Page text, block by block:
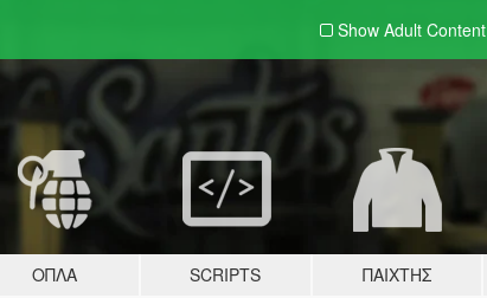
Show Adult Content
ΌΠΛΑ SCRIPTS ΠΑΊΧΤΗΣ